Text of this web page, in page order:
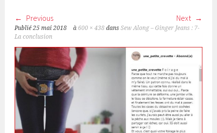
Previous Next
Publié25 mai 2018 à 600 × 438 dansSew Along – Ginger Jeans : 7-
La conclusion